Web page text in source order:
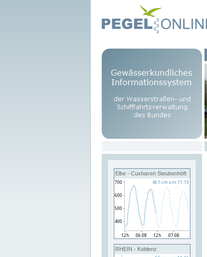
Elbe - Cuxhaven Steubenhöft
RHEIN - Koblenz